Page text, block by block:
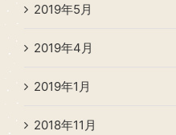
2019年5月
2019年4月
2019年1月
2018年11月